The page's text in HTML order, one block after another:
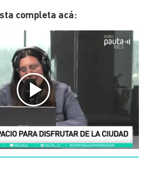
completa acá: